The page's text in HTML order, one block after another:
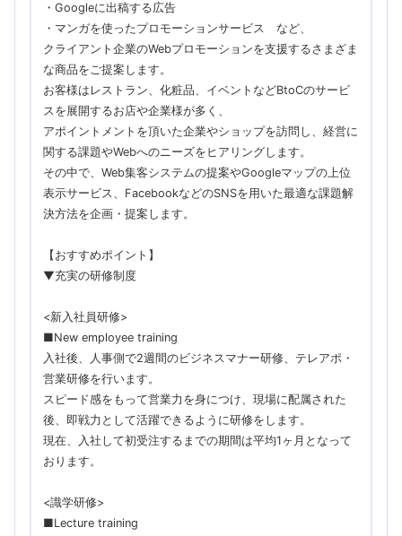
・Googleに出稿する広告
・マンガを使ったプロモーションサービス など、
クライアント企業のWebプロモーションを⽀援するさまざま
な商品をご提案します。
お客様はレストラン、化粧品、イベントなどBtoCのサービ
スを展開するお店や企業様が多く、
アポイントメントを頂いた企業やショップを訪問し、経営に
関する課題やWebへのニーズをヒアリングします。
その中で、Web集客システムの提案やGoogleマップの上位
表示サービス、FacebookなどのSNSを用いた最適な課題解
決方法を企画・提案します。
【おすすめポイント】
▼充実の研修制度
<新入社員研修>
■New employee training
入社後、人事側で2週間のビジネスマナー研修、テレアポ・
営業研修を行います。
スピード感をもって営業力を身につけ、現場に配属された
後、即戦力として活躍できるように研修をします。
現在、入社して初受注するまでの期間は平均1ヶ月となって
おります。
<識学研修>
■Lecture training